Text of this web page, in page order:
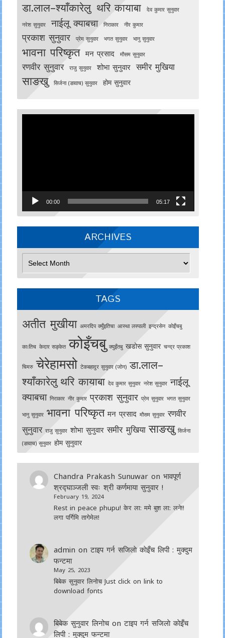
डा.लाल–श्याँकारेलु थरि कायाबा देव कुमार सुनुवार
नरेश सुनुवार नाईलू क्याबचा निराकार नीर कुमार
प्रकाश सुनुवार प्रेम सुनुवार भगत सुनुवार भानु सुनुवार
भावना परिष्कृत मन प्रसाद मौसम सुनुवार
रणवीर सुनुवार राजु सुनुवार शोभा सुनुवार समीर मुखिया
साङखु सिर्जना (ङावाच) सुनुवार होम सुनुवार
00:00 05:17
ARCHIVES
TAGS
अतीत मुखीया अमरदिप क्युँइतिचा आस्था लस्पाली इन्द्रसेन काेइँचबु
काःतिच केदार सङ्केत कोइँचबु क्युइँतबु खडोस सुनुवार चन्द्र प्रकाश
चिमरु चेरेहामसो टेकबहादुर सुनुवार (जोन) डा.लाल–
श्याँकारेलु थरि कायाबा देव कुमार सुनुवार नरेश सुनुवार नाईलू
क्याबचा निराकार नीर कुमार प्रकाश सुनुवार प्रेम सुनुवार भगत सुनुवार
भानु सुनुवार भावना परिष्कृत मन प्रसाद मौसम सुनुवार रणवीर
सुनुवार राजु सुनुवार शोभा सुनुवार समीर मुखिया साङखु सिर्जना
(ङावाच) सुनुवार होम सुनुवार
Chandra Prakash Sunuwar onभावपूर्ण
श्रद्घाञ्जली स्वः श्री कर्णमाया सुनुवार !
February 19, 2024
Rest in peace phupu! केर ला: ममे बुश ला: लने!!
लगा पर्गिमि तागेमेल!
admin onटाइप गर्न सजिलाे काेइँच लिपी : मुक्दुम
फन्टमा
May 25, 2023
बिबेक सुनुवार लिनोच Just click on link to
download fonts
बिबेक सुनुवार लिनोचonटाइप गर्न सजिलाे काेइँच
लिपी : मुक्दुम फन्टमा